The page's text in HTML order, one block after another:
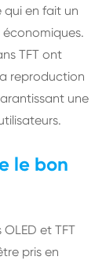
qui en fait un
TFT ont
reproduction
une
le bon
et TFT
pris en